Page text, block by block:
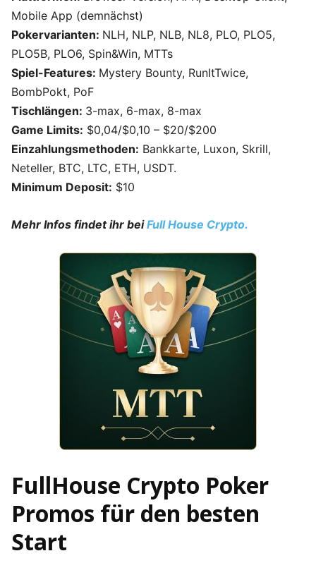
Mobile App (demnächst)
Pokervarianten: NLH, NLP, NLB, NL8, PLO, PLO5,
PLO5B, PLO6, Spin&Win, MTTs
Spiel-Features: Mystery Bounty, RunItTwice,
BombPokt, PoF
Tischlängen: 3-max, 6-max, 8-max
Game Limits: $0,04/$0,10 – $20/$200
Einzahlungsmethoden: Bankkarte, Luxon, Skrill,
Neteller, BTC, LTC, ETH, USDT.
Minimum Deposit: $10
Mehr Infos findet ihr beiFull House Crypto.
FullHouse Crypto Poker
Promos für den besten
Start